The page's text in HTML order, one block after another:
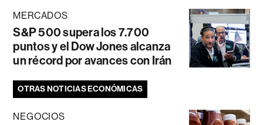
MERCADOS
S&P 500 supera los 7.700
puntos y el Dow Jones alcanza
un récord por avances con Irán
OTRAS NOTICIAS ECONÓMICAS
NEGOCIOS